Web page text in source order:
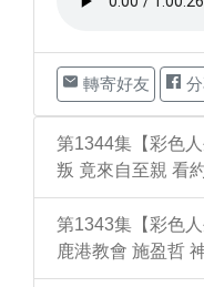
轉寄好友
第1344集【彩色
叛 竟來自至親 看
第1343集【彩色
鹿港教會 施盈哲